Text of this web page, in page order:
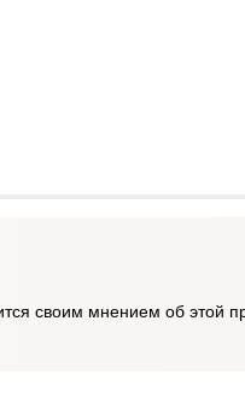
своим мнением об этой